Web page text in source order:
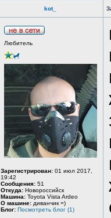
kot_
Любитель
Зарегистрирован: 01 июл 2017,
19:42
Сообщения: 51
Откуда: Новороссийск
Машина: Toyota Vista Ardeo
О машине: диванчик =)
Блог: Посмотреть блог (1)